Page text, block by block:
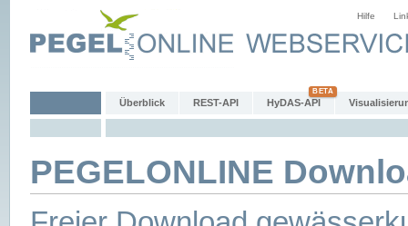
Hilfe
Überblick REST-API HyDAS-API
PEGELONLINE